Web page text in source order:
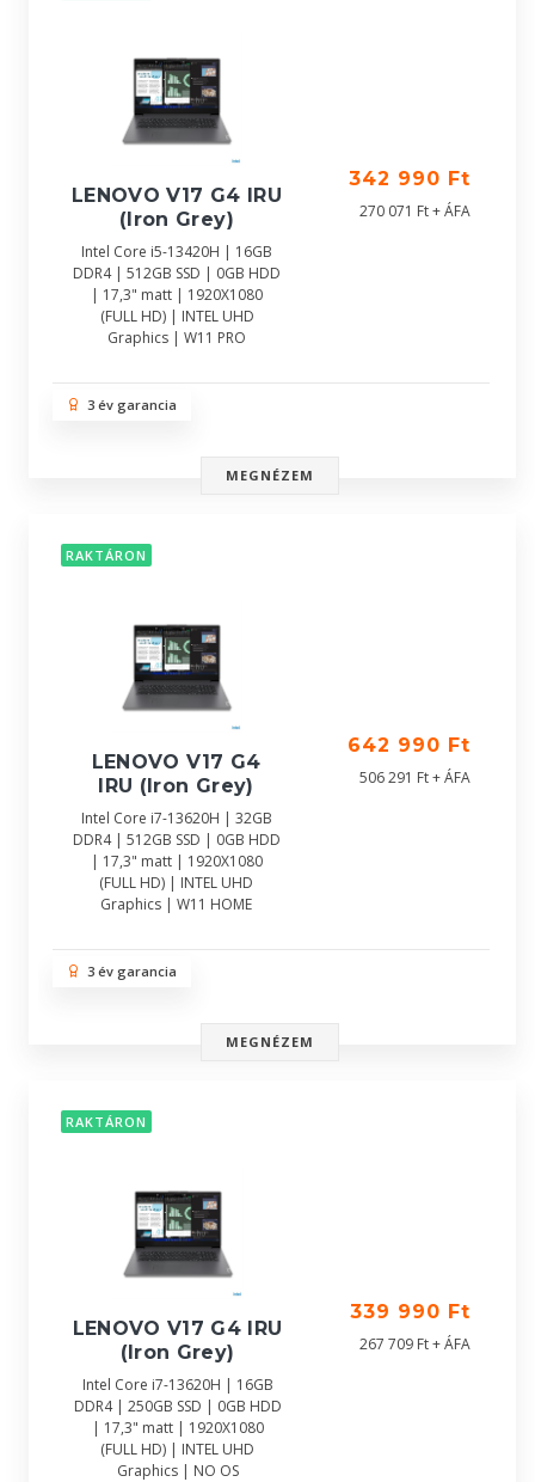
LENOVO V17 G4 IRU
(Iron Grey)
Intel Core i5-13420H | 16GB
DDR4 | 512GB SSD | 0GB HDD
| 17,3" matt | 1920X1080
(FULL HD) | INTEL UHD
Graphics | W11 PRO
342 990 Ft
270 071 Ft + ÁFA
3 év garancia
MEGNÉZEM
RAKTÁRON
LENOVO V17 G4
IRU (Iron Grey)
Intel Core i7-13620H | 32GB
DDR4 | 512GB SSD | 0GB HDD
| 17,3" matt | 1920X1080
(FULL HD) | INTEL UHD
Graphics | W11 HOME
642 990 Ft
506 291 Ft + ÁFA
3 év garancia
MEGNÉZEM
RAKTÁRON
LENOVO V17 G4 IRU
(Iron Grey)
Intel Core i7-13620H | 16GB
DDR4 | 250GB SSD | 0GB HDD
| 17,3" matt | 1920X1080
(FULL HD) | INTEL UHD
Graphics | NO OS
339 990 Ft
267 709 Ft + ÁFA